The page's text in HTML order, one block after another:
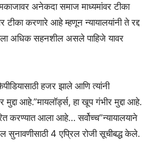
अनेकदा समाज माध्यमांवर टीका
करणारे आहे म्हणून न्यायालयांनी ते रद्द
अधिक सहनशील असले पाहिजे यावर
हजर झाले आणि त्यांनी
मुद्दा आहे.”मायलॉर्ड्स, हा खूप गंभीर मुद्दा आहे.
करण्यात आला आहे… सर्वोच्च”न्यायालयाने
सुनावणीसाठी 4 एप्रिल रोजी सूचीबद्ध केले.